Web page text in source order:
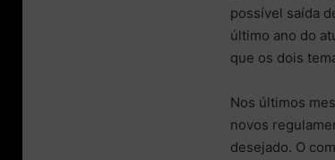
possível saída
último ano do
que os dois
Nos últimos
novos
desejado. O